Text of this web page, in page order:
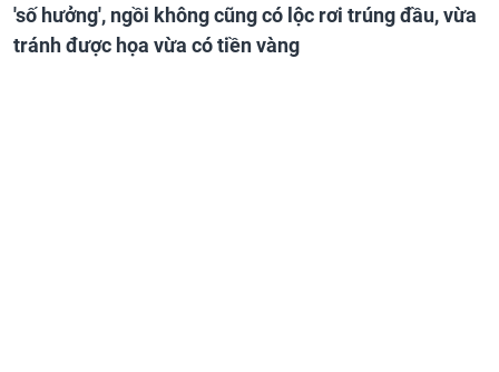
'số hưởng', ngồi không cũng có lộc rơi trúng đầu, vừa
tránh được họa vừa có tiền vàng